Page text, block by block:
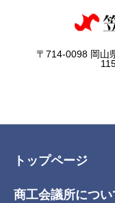
〒714-0098 岡
トップページ
商工会議所につい